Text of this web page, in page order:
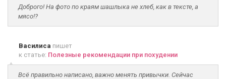
Доброго! На фото по краям шашлыка не хлеб, как в тексте, а
мясо!?
Василиса пишет
к статье: Полезные рекомендации при похудении
Всё правильно написано, важно менять привычки. Сейчас